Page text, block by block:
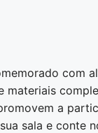
com
materiais
a
sala e conte